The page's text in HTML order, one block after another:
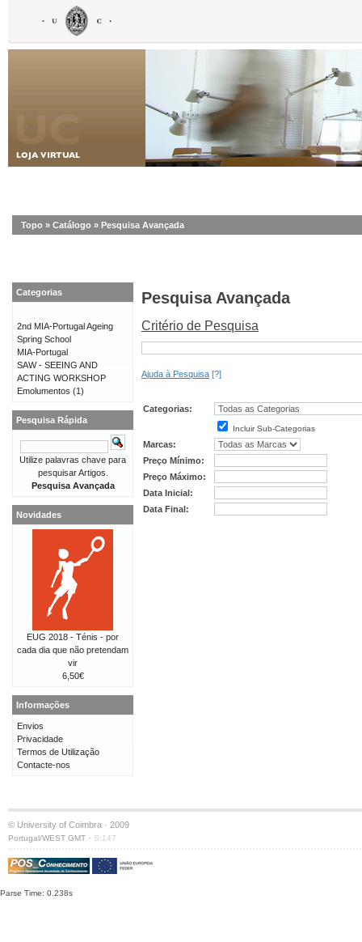
Topo » Catálogo » Pesquisa Avançada
Pesquisa Avançada
Critério de Pesquisa
Ajuda à Pesquisa [?]
Categorias:
Incluir Sub-Categorias
Marcas:
Preço Mínimo:
Preço Máximo:
Data Inicial:
Data Final:
Categorias
2nd MIA-Portugal Ageing
Spring School
MIA-Portugal
SAW - SEEING AND
ACTING WORKSHOP
Emolumentos (1)
Pesquisa Rápida
Utilize palavras chave para
pesquisar Artigos.
Pesquisa Avançada
Novidades
EUG 2018 - Ténis - por
cada dia que não pretendam
vir
6,50€
Informações
Envios
Privacidade
Termos de Utilização
Contacte-nos
© University of Coimbra · 2009
Portugal/WEST GMT · S:147
Parse Time: 0.238s